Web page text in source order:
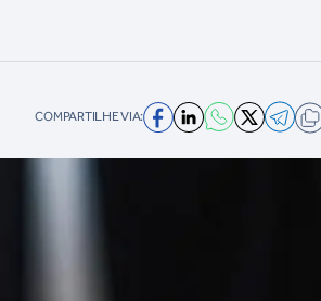
COMPARTILHE VIA: